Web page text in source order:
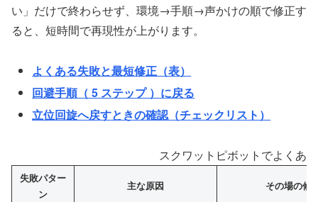
い」だけで終わらせず、環境→手順→声かけの順で修正す
ると、短時間で再現性が上がります。
よくある失敗と最短修正（表）
回避手順（ 5 ステップ ）に戻る
立位回旋へ戻すときの確認（チェックリスト）
スクワットピボットでよくあ
失敗パター
ン
主な原因 その場の修